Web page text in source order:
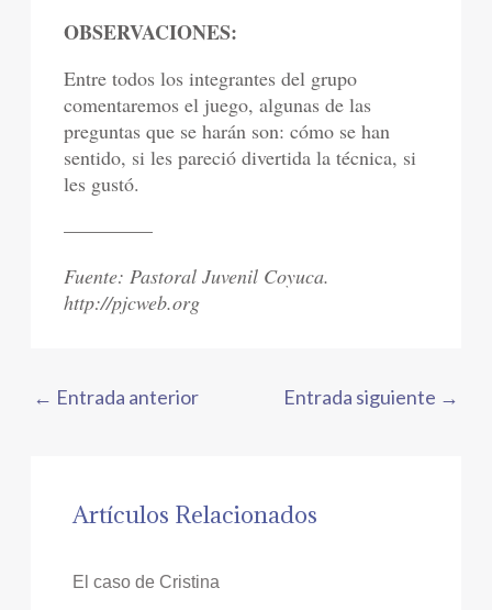
OBSERVACIONES:
Entre todos los integrantes del grupo
comentaremos el juego, algunas de las
preguntas que se harán son: cómo se han
sentido, si les pareció divertida la técnica, si
les gustó.
————–
Fuente: Pastoral Juvenil Coyuca.
http://pjcweb.org
← Entrada anterior Entrada siguiente →
Artículos Relacionados
El caso de Cristina